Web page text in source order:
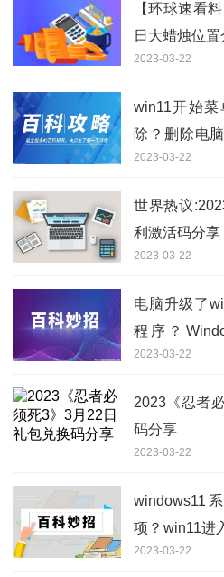
【环球速看
日大蜡烛位置
2023-03-22
win11开始
除？删除电
步骤
2023-03-22
世界热议
利激活码分享
2023-03-22
电脑升级了
程序？
win11系统？
2023-03-22
2023《忍者
码分享
2023-03-22
windows11
项？win11进
绍
2023-03-22